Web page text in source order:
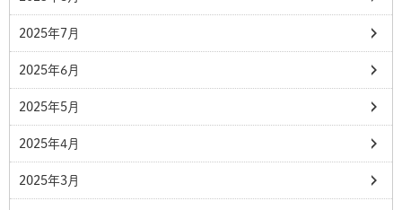
2025年7月
2025年6月
2025年5月
2025年4月
2025年3月